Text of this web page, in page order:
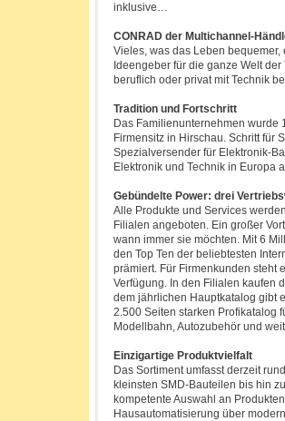
inklusive…
CONRAD der Multichannel-
Vieles, was das Leben
Ideengeber für die ganze Welt
beruflich oder privat mit Technik
Tradition und Fortschritt
Das Familienunternehmen
Firmensitz in Hirschau. Schritt für
Spezialversender für Elektronik-
Elektronik und Technik in Europa
Gebündelte Power: drei
Alle Produkte und Services
Filialen angeboten. Ein großer
wann immer sie möchten. Mit 6
den Top Ten der beliebtesten
prämiert. Für Firmenkunden steht
Verfügung. In den Filialen kaufen
dem jährlichen Hauptkatalog gibt
2.500 Seiten starken Profikatalog
Modellbahn, Autozubehör und
Einzigartige Produktvielfalt
Das Sortiment umfasst derzeit
kleinsten SMD-Bauteilen bis hin
kompetente Auswahl an
Hausautomatisierung über